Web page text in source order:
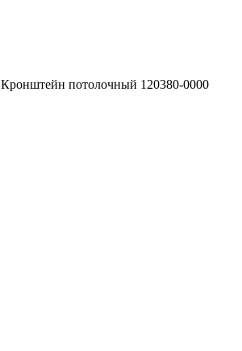
Кронштейн потолочный 120380-0000